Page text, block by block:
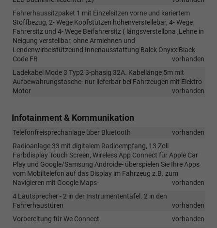
Fahrerhaussitzpaket 1 mit Einzelsitzen vorne und kariertem
Stoffbezug, 2- Wege Kopfstützen höhenverstellebar, 4- Wege
Fahrersitz und 4- Wege Beifahrersitz ( längsverstellbna ,Lehne in
Neigung verstellbar, ohne Armlehnen und
Lendenwirbelstützeund Innenausstattung Balck Onyxx Black
Code FB
vorhanden
Ladekabel Mode 3 Typ2 3-phasig 32A. Kabellänge 5m mit
Aufbewahrungstasche- nur lieferbar bei Fahrzeugen mit Elektro
Motor
vorhanden
Infotainment & Kommunikation
Telefonfreisprechanlage über Bluetooth
vorhanden
Radioanlage 33 mit digitalem Radioempfang, 13 Zoll
Farbdisplay Touch Screen, Wireless App Connect für Apple Car
Play und Google/Samsung Androide- überspielen Sie Ihre Apps
vom Mobiltelefon auf das Display im Fahrzeug z.B. zum
Navigieren mit Google Maps-
vorhanden
4 Lautsprecher - 2 in der Instrumententafel. 2 in den
Fahrerhaustüren
vorhanden
Vorbereitung für We Connect
vorhanden